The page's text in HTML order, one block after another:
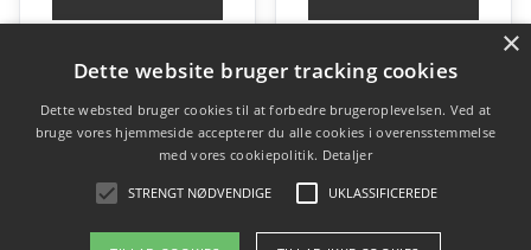
Varekategorier
Produkter
×
Dette website bruger tracking cookies
Dette websted bruger cookies til at forbedre brugeroplevelsen. Ved at
bruge vores hjemmeside accepterer du alle cookies i overensstemmelse
med vores cookiepolitik. Detaljer
STRENGT NØDVENDIGE UKLASSIFICEREDE